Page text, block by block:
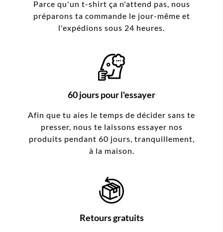
Parce qu'un t-shirt ça n'attend pas, nous
préparons ta commande le jour-même et
l'expédions sous 24 heures.
60 jours pour l'essayer
Afin que tu aies le temps de décider sans te
presser, nous te laissons essayer nos
produits pendant 60 jours, tranquillement,
à la maison.
Retours gratuits